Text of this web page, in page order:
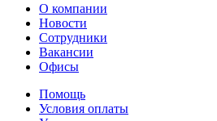
О компании
Новости
Сотрудники
Вакансии
Офисы
Помощь
Условия оплаты